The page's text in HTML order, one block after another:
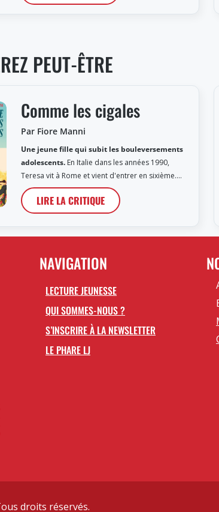
PEUT-ÊTRE
Comme les cigales
Par Fiore Manni
Une jeune fille qui subit les bouleversements
adolescents. En Italie dans les années 1990,
Teresa vit à Rome et vient d'entrer en sixième.…
LIRE LA CRITIQUE
NAVIGATION
LECTURE JEUNESSE
QUI SOMMES-NOUS ?
S’INSCRIRE À LA NEWSLETTER
LE PHARE LJ
droits réservés.